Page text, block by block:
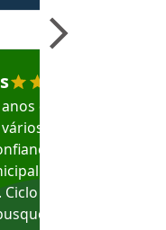
o Aprova
e
na
de
Ciclo